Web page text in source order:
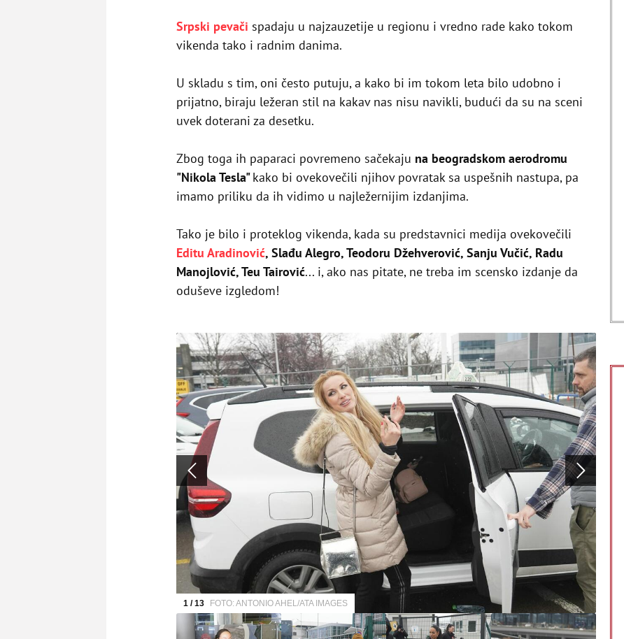
Srpski pevači spadaju u najzauzetije u regionu i vredno rade kako tokom
vikenda tako i radnim danima.
U skladu s tim, oni često putuju, a kako bi im tokom leta bilo udobno i
prijatno, biraju ležeran stil na kakav nas nisu navikli, budući da su na sceni
uvek doterani za desetku.
Zbog toga ih paparaci povremeno sačekaju na beogradskom aerodromu
"Nikola Tesla"kako bi ovekovečili njihov povratak sa uspešnih nastupa, pa
imamo priliku da ih vidimo u najležernijim izdanjima.
Tako je bilo i proteklog vikenda, kada su predstavnici medija ovekovečili
Editu Aradinović, Slađu Alegro, Teodoru Džehverović, Sanju Vučić, Radu
Manojlović, Teu Tairović... i, ako nas pitate, ne treba im scensko izdanje da
oduševe izgledom!
1 / 13 FOTO: ANTONIO AHEL/ATA IMAGES